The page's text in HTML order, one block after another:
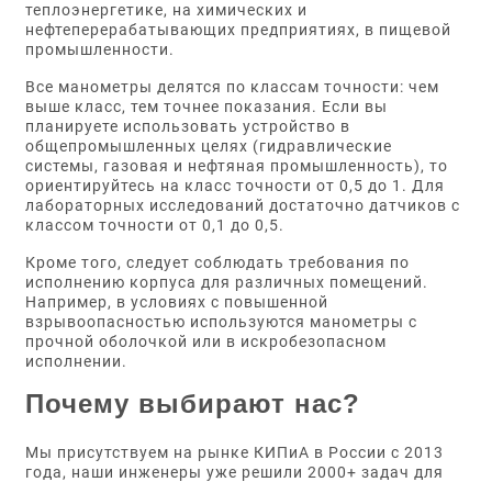
теплоэнергетике, на химических и
нефтеперерабатывающих предприятиях, в пищевой
промышленности.
Все манометры делятся по классам точности: чем
выше класс, тем точнее показания. Если вы
планируете использовать устройство в
общепромышленных целях (гидравлические
системы, газовая и нефтяная промышленность), то
ориентируйтесь на класс точности от 0,5 до 1. Для
лабораторных исследований достаточно датчиков с
классом точности от 0,1 до 0,5.
Кроме того, следует соблюдать требования по
исполнению корпуса для различных помещений.
Например, в условиях с повышенной
взрывоопасностью используются манометры с
прочной оболочкой или в искробезопасном
исполнении.
Почему выбирают нас?
Мы присутствуем на рынке КИПиА в России с 2013
года, наши инженеры уже решили 2000+ задач для